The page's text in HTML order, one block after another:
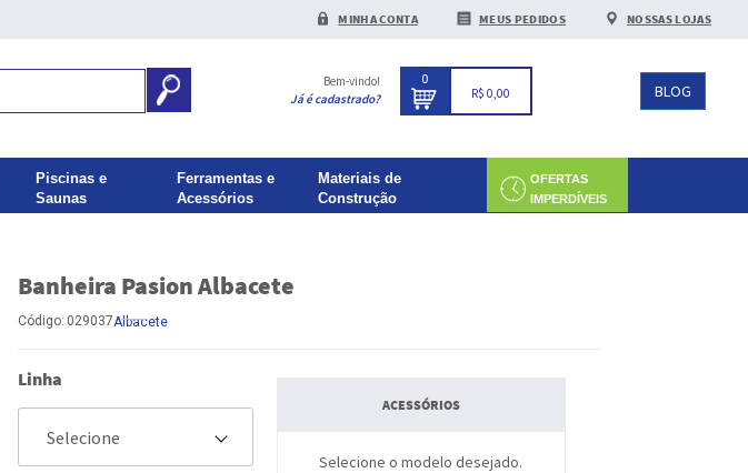
MINHA CONTA MEUS PEDIDOS NOSSAS LOJAS
Bem-vindo!
Já é cadastrado?
0
R$ 0,00 BLOG
Piscinas e
Saunas
Ferramentas e
Acessórios
Materiais de
Construção
OFERTAS
IMPERDÍVEIS
Banheira Pasion Albacete
Código: 029037Albacete
Linha
ACESSÓRIOS
Selecione o modelo desejado.